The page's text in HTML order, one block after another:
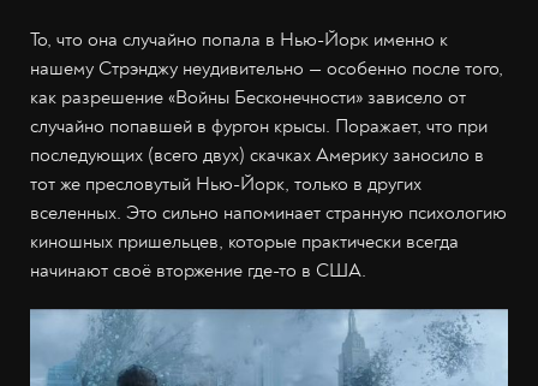
То, что она случайно попала в Нью-Йорк именно к
нашему Стрэнджу неудивительно — особенно после того,
как разрешение «Войны Бесконечности» зависело от
случайно попавшей в фургон крысы. Поражает, что при
последующих (всего двух) скачках Америку заносило в
тот же пресловутый Нью-Йорк, только в других
вселенных. Это сильно напоминает странную психологию
киношных пришельцев, которые практически всегда
начинают своё вторжение где-то в США.